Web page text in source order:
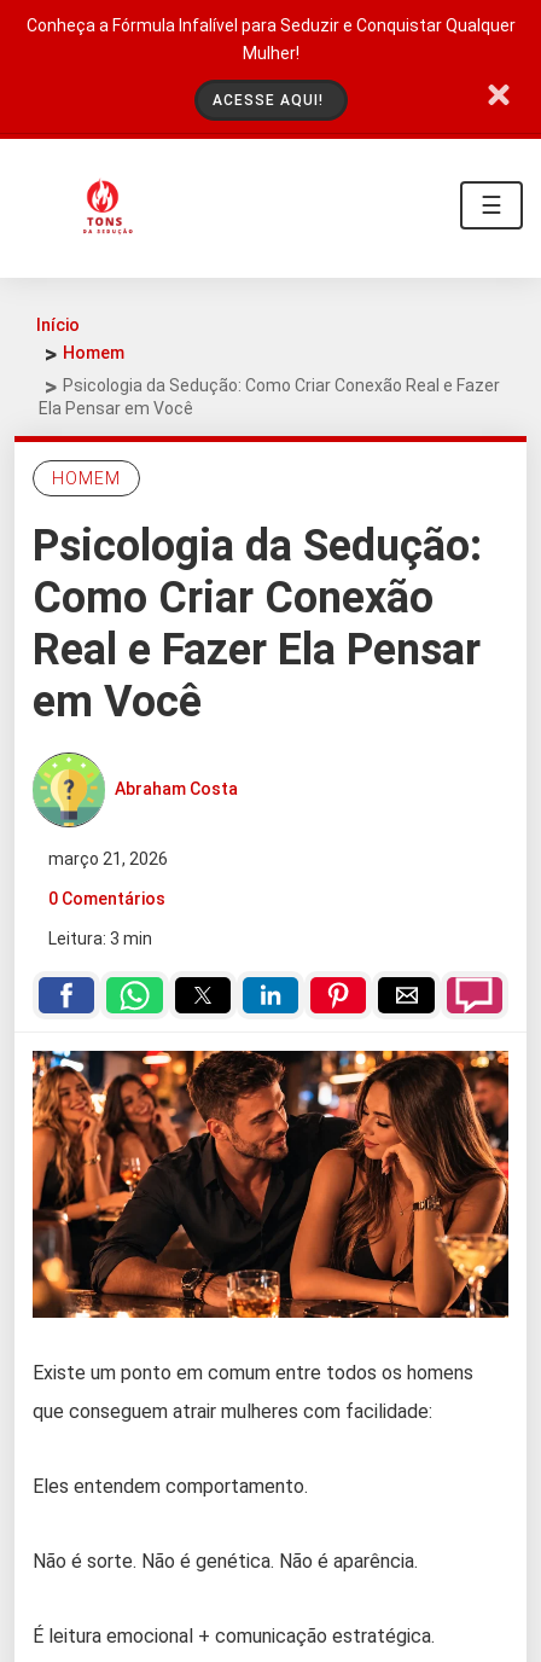
Conheça a Fórmula Infalível para Seduzir e Conquistar Qualquer
Mulher!
ACESSE AQUI!
☰
Início
Homem
Psicologia da Sedução: Como Criar Conexão Real e Fazer
Ela Pensar em Você
HOMEM
Psicologia da Sedução:
Como Criar Conexão
Real e Fazer Ela Pensar
em Você
Abraham Costa
março 21, 2026
0 Comentários
Leitura: 3 min
Existe um ponto em comum entre todos os homens
que conseguem atrair mulheres com facilidade:
Eles entendem comportamento.
Não é sorte. Não é genética. Não é aparência.
É leitura emocional + comunicação estratégica.